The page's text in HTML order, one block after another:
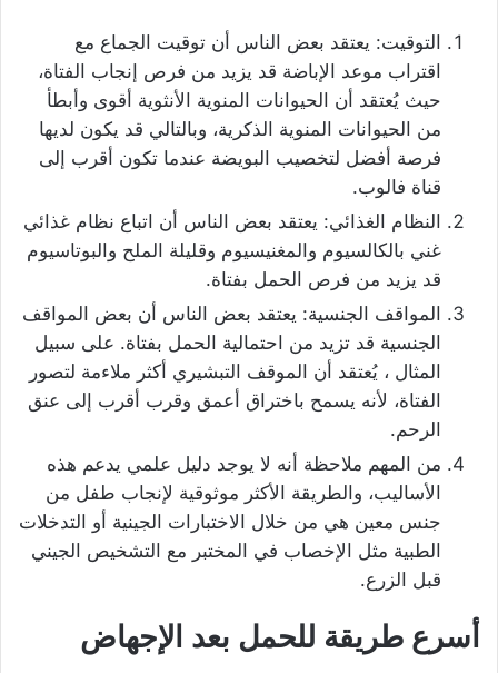
التوقيت: يعتقد بعض الناس أن توقيت الجماع مع
اقتراب موعد الإباضة قد يزيد من فرص إنجاب الفتاة،
حيث يُعتقد أن الحيوانات المنوية الأنثوية أقوى وأبطأ
من الحيوانات المنوية الذكرية، وبالتالي قد يكون لديها
فرصة أفضل لتخصيب البويضة عندما تكون أقرب إلى
قناة فالوب.
النظام الغذائي: يعتقد بعض الناس أن اتباع نظام غذائي
غني بالكالسيوم والمغنيسيوم وقليلة الملح والبوتاسيوم
قد يزيد من فرص الحمل بفتاة.
المواقف الجنسية: يعتقد بعض الناس أن بعض المواقف
الجنسية قد تزيد من احتمالية الحمل بفتاة. على سبيل
المثال ، يُعتقد أن الموقف التبشيري أكثر ملاءمة لتصور
الفتاة، لأنه يسمح باختراق أعمق وقرب أقرب إلى عنق
الرحم.
من المهم ملاحظة أنه لا يوجد دليل علمي يدعم هذه
الأساليب، والطريقة الأكثر موثوقية لإنجاب طفل من
جنس معين هي من خلال الاختبارات الجينية أو التدخلات
الطبية مثل الإخصاب في المختبر مع التشخيص الجيني
قبل الزرع.
أسرع طريقة للحمل بعد الإجهاض